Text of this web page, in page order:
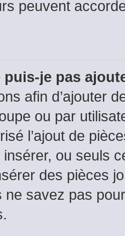
peuvent
puis-je pas
afin d’ajouter
ou par
l’ajout de
ou seuls
des pièces
ne savez pas